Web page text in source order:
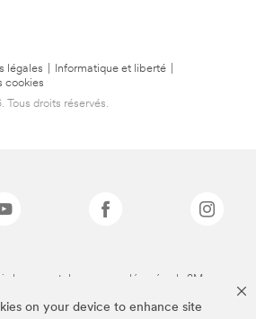
on your device to enhance site
légales Informatique et liberté
cookies
droits réservés.
dessus sont des marques déposées de 3M.